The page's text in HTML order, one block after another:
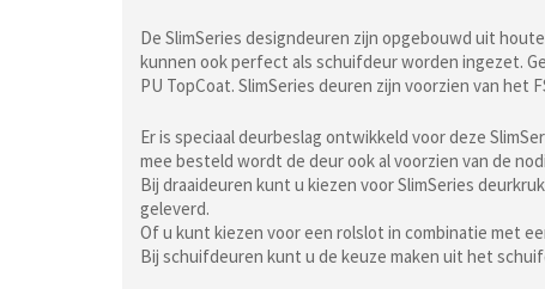
De SlimSeries designdeuren zijn opgebouwd uit
kunnen ook perfect als schuifdeur worden ingezet.
PU TopCoat. SlimSeries deuren zijn voorzien van het
Er is speciaal deurbeslag ontwikkeld voor deze
mee besteld wordt de deur ook al voorzien van de
Bij draaideuren kunt u kiezen voor SlimSeries
geleverd.
Of u kunt kiezen voor een rolslot in combinatie met
Bij schuifdeuren kunt u de keuze maken uit het